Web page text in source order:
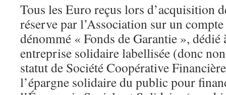
Tous les Euro reçus lors d’acquisition
réserve par l’Association sur un
dénommé « Fonds de Garantie »,
entreprise solidaire labellisée (donc
statut de Société Coopérative
l’épargne solidaire du public pour